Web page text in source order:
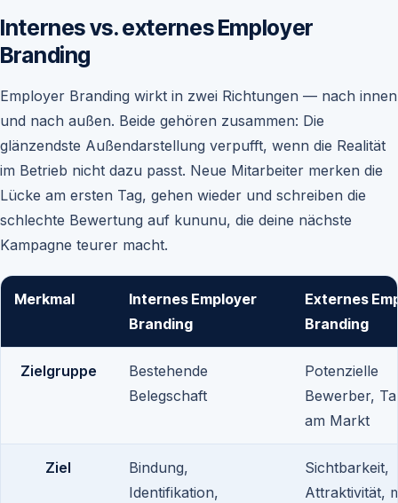
Internes vs. externes Employer
Branding
Employer Branding wirkt in zwei Richtungen — nach innen
und nach außen. Beide gehören zusammen: Die
glänzendste Außendarstellung verpufft, wenn die Realität
im Betrieb nicht dazu passt. Neue Mitarbeiter merken die
Lücke am ersten Tag, gehen wieder und schreiben die
schlechte Bewertung auf kununu, die deine nächste
Kampagne teurer macht.
Merkmal
Internes Employer
Branding
Externes
Branding
Zielgruppe
Bestehende
Belegschaft
Potenzielle
Bewerber,
am Markt
Ziel
Bindung,
Identifikation,
Sichtbarkeit,
Attraktivität,